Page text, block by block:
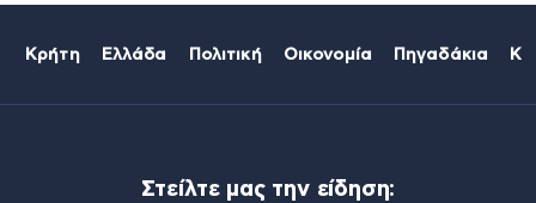
Κρήτη Ελλάδα Πολιτική Οικονομία Πηγαδάκια
Στείλτε μας την είδηση: